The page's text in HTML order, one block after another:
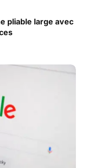
pliable large avec